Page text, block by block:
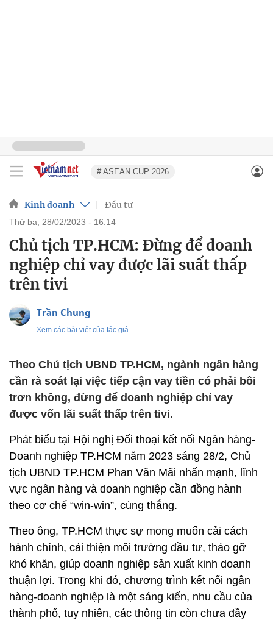
# ASEAN CUP 2026
Kinh doanh Đầu tư
thứ ba, 28/02/2023 - 16:14
Chủ tịch TP.HCM: Đừng để doanh
nghiệp chỉ vay được lãi suất thấp
trên tivi
Trần Chung
Xem các bài viết của tác giả
Theo Chủ tịch UBND TP.HCM, ngành ngân hàng
cần rà soát lại việc tiếp cận vay tiền có phải bôi
trơn không, đừng để doanh nghiệp chỉ vay
được vốn lãi suất thấp trên tivi.
Phát biểu tại Hội nghị Đối thoại kết nối Ngân hàng-
Doanh nghiệp TP.HCM năm 2023 sáng 28/2, Chủ
tịch UBND TP.HCM Phan Văn Mãi nhấn mạnh, lĩnh
vực ngân hàng và doanh nghiệp cần đồng hành
theo cơ chế “win-win”, cùng thắng.
Theo ông, TP.HCM thực sự mong muốn cải cách
hành chính, cải thiện môi trường đầu tư, tháo gỡ
khó khăn, giúp doanh nghiệp sản xuất kinh doanh
thuận lợi. Trong khi đó, chương trình kết nối ngân
hàng-doanh nghiệp là một sáng kiến, nhu cầu của
thành phố, tuy nhiên, các thông tin còn chưa đầy